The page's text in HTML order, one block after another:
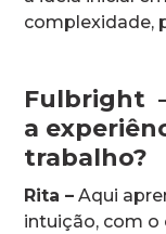
complexidade,
Fulbright
a
trabalho?
Rita – Aqui
intuição, com o